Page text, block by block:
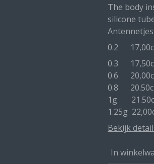
The body
silicone
0.2
0.3
0.6
0.8
1g
1.25g
Bekijk
In